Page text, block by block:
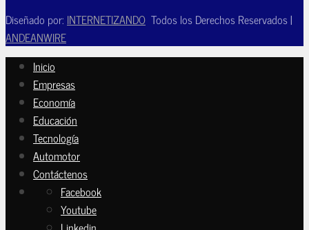
Diseñado por: INTERNETIZANDO Todos los Derechos Reservados |
ANDEANWIRE
Inicio
Empresas
Economía
Educación
Tecnología
Automotor
Contáctenos
Facebook
Youtube